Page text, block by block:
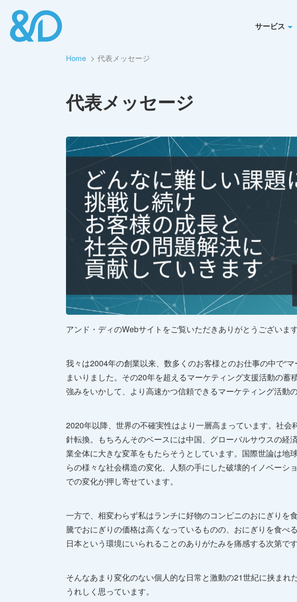
サービス
Home 代表メッセージ
代表メッセージ
アンド・ディのWebサイトをご覧いただきありがとうございます
我々は2004年の創業以来、数多くのお客様とのお仕事の中で“
まいりました。その20年を超えるマーケティング支援活動の
強みをいかして、より高速かつ信頼できるマーケティング活動
2020年以降、世界の不確実性はより一層高まっています。社
針転換。もちろんそのベースには中国、グローバルサウスの
業全体に大きな変革をもたらそうとしています。国際世論は
らの様々な社会構造の変化、人類の手にした破壊的イノベー
での変化が押し寄せています。
一方で、相変わらず私はランチに好物のコンビニのおにぎり
騰でおにぎりの価格は高くなっているものの、おにぎりを食
日本という環境にいられることのありがたみを痛感する次第です
そんなあまり変化のない個人的な日常と激動の21世紀に挟ま
うれしく思っています。